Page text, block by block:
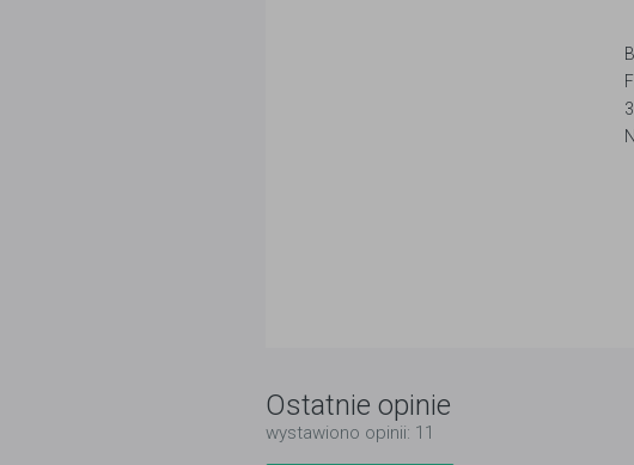
Ostatnie opinie
wystawiono opinii: 11